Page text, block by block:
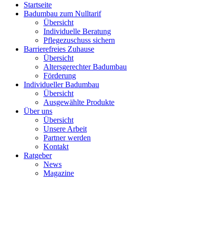
Startseite
Badumbau zum Nulltarif
Übersicht
Individuelle Beratung
Pflegezuschuss sichern
Barrierefreies Zuhause
Übersicht
Altersgerechter Badumbau
Förderung
Individueller Badumbau
Übersicht
Ausgewählte Produkte
Über uns
Übersicht
Unsere Arbeit
Partner werden
Kontakt
Ratgeber
News
Magazine